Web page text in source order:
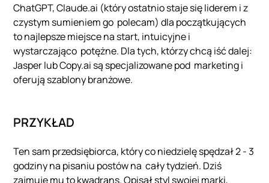
ChatGPT, Claude.ai (który ostatnio staje się liderem i z
czystym sumieniem go polecam) dla początkujących
to najlepsze miejsce na start, intuicyjne i
wystarczająco potężne. Dla tych, którzy chcą iść dalej:
Jasper lub Copy.ai są specjalizowane pod marketing i
oferują szablony branżowe.
PRZYKŁAD
Ten sam przedsiębiorca, który co niedzielę spędzał 2 - 3
godziny na pisaniu postów na cały tydzień. Dziś
zajmuje mu to kwadrans. Opisał styl swojej marki,